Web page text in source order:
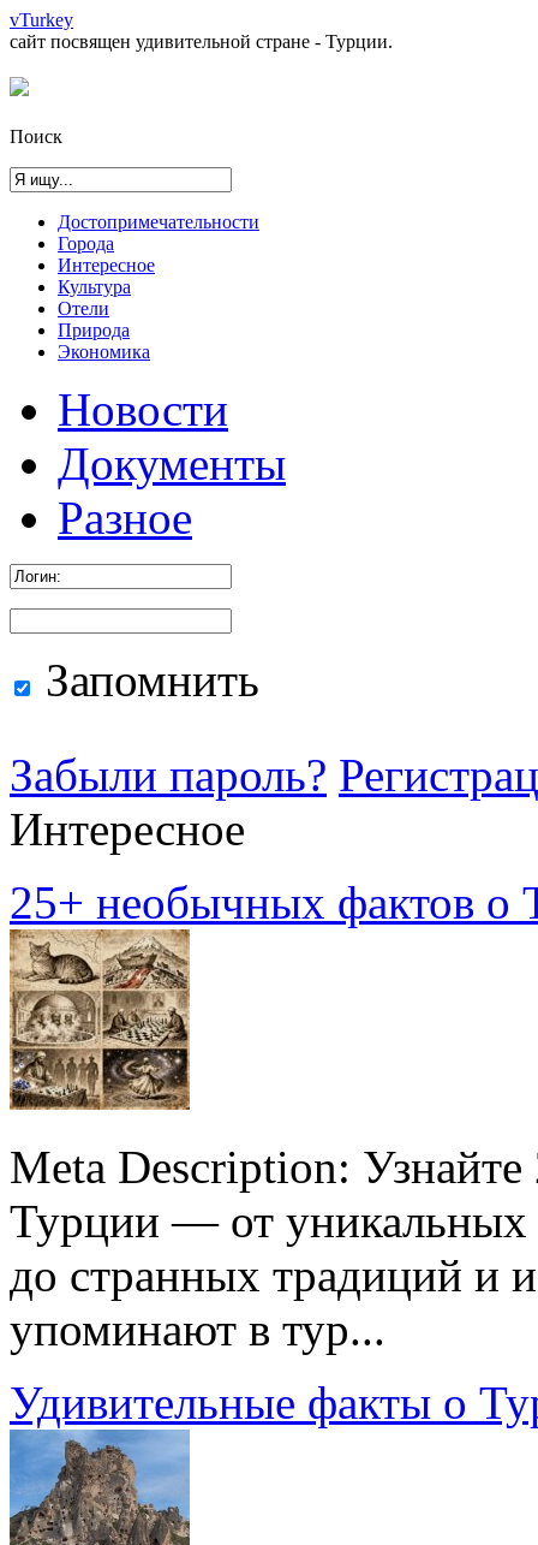
vTurkey
сайт посвящен удивительной стране - Турции.
Поиск
Достопримечательности
Города
Интересное
Культура
Отели
Природа
Экономика
Новости
Документы
Разное
Запомнить
Забыли пароль?
Интересное
25+ необычных фактов о
Meta Description:
Турции — от уникальных
до странных традиций и
упоминают в тур...
Удивительные факты о